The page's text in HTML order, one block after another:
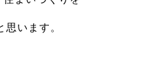
います。